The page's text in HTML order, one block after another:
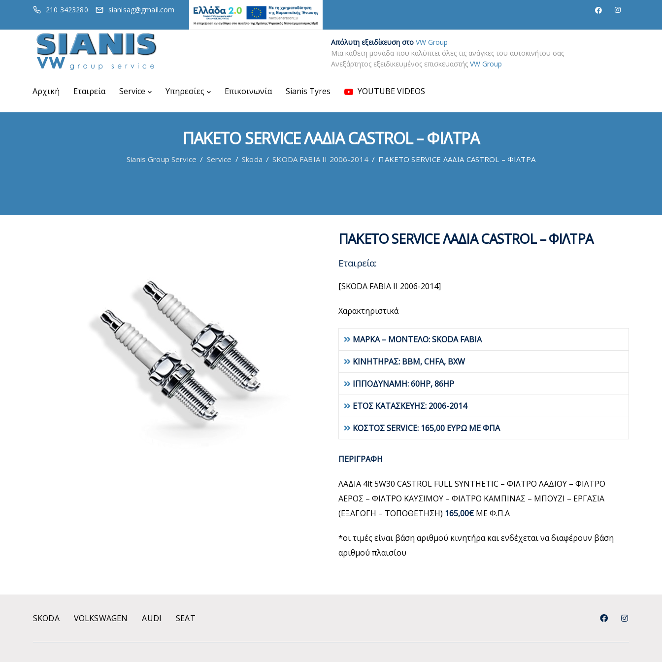
210 3423280 sianisag@gmail.com
Απόλυτη εξειδίκευση στο VW Group
Μια κάθετη μονάδα που καλύπτει όλες τις ανάγκες του αυτοκινήτου σας
Ανεξάρτητος εξειδικευμένος επισκευαστής VW Group
Αρχική Εταιρεία Service Υπηρεσίες Επικοινωνία Sianis Tyres YOUTUBE VIDEOS
ΠΑΚΕΤΟ SERVICE ΛΑΔΙΑ CASTROL – ΦΙΛΤΡΑ
Sianis Group Service / Service / Skoda / SKODA FABIA II 2006-2014 / ΠΑΚΕΤΟ SERVICE ΛΑΔΙΑ CASTROL – ΦΙΛΤΡΑ
ΠΑΚΕΤΟ SERVICE ΛΑΔΙΑ CASTROL – ΦΙΛΤΡΑ
Εταιρεία:
[SKODA FABIA II 2006-2014]
Χαρακτηριστικά
ΜΑΡΚΑ – ΜΟΝΤΕΛΟ: SKODA FABIA
ΚΙΝΗΤΗΡΑΣ: BBM, CHFA, BXW
ΙΠΠΟΔΥΝΑΜΗ: 60HP, 86HP
ΕΤΟΣ ΚΑΤΑΣΚΕΥΗΣ: 2006-2014
ΚΟΣΤΟΣ SERVICE: 165,00 ΕΥΡΩ ΜΕ ΦΠΑ
ΠΕΡΙΓΡΑΦΗ
ΛΑΔΙΑ 4lt 5W30 CASTROL FULL SYNTHETIC – ΦΙΛΤΡΟ ΛΑΔΙΟΥ – ΦΙΛΤΡΟ
ΑΕΡΟΣ – ΦΙΛΤΡΟ ΚΑΥΣΙΜΟΥ – ΦΙΛΤΡΟ ΚΑΜΠΙΝΑΣ – ΜΠΟΥΖΙ – ΕΡΓΑΣΙΑ
(ΕΞΑΓΩΓΗ – ΤΟΠΟΘΕΤΗΣΗ) 165,00€ ΜΕ Φ.Π.Α
*οι τιμές είναι βάση αριθμού κινητήρα και ενδέχεται να διαφέρουν βάση
αριθμού πλαισίου
SKODA VOLKSWAGEN AUDI SEAT